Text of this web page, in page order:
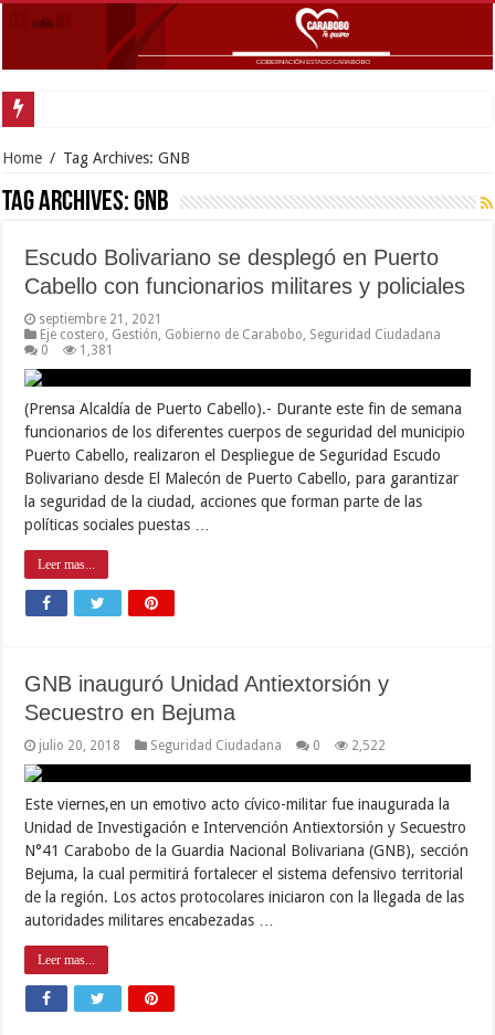
Home / Tag Archives: GNB
Tag Archives:GNB
Escudo Bolivariano se desplegó en Puerto
Cabello con funcionarios militares y policiales
septiembre 21, 2021
Eje costero Gestión Gobierno de Carabobo Seguridad Ciudadana
0
1,381
(Prensa Alcaldía de Puerto Cabello).- Durante este fin de semana
funcionarios de los diferentes cuerpos de seguridad del municipio
Puerto Cabello, realizaron el Despliegue de Seguridad Escudo
Bolivariano desde El Malecón de Puerto Cabello, para garantizar
la seguridad de la ciudad, acciones que forman parte de las
políticas sociales puestas …
Leer mas...
GNB inauguró Unidad Antiextorsión y
Secuestro en Bejuma
julio 20, 2018 Seguridad Ciudadana 0 2,522
Este viernes,en un emotivo acto cívico-militar fue inaugurada la
Unidad de Investigación e Intervención Antiextorsión y Secuestro
N°41 Carabobo de la Guardia Nacional Bolivariana (GNB), sección
Bejuma, la cual permitirá fortalecer el sistema defensivo territorial
de la región. Los actos protocolares iniciaron con la llegada de las
autoridades militares encabezadas …
Leer mas...